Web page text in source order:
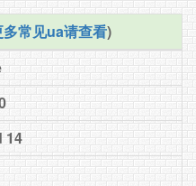
多常见ua请查看)
14